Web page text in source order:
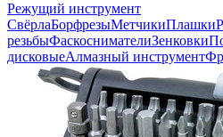
Режущий инструмент
СвёрлаБорфрезыМетчикиПлашки
резьбыФаскоснимателиЗенковки
дисковыеАлмазный инструмент